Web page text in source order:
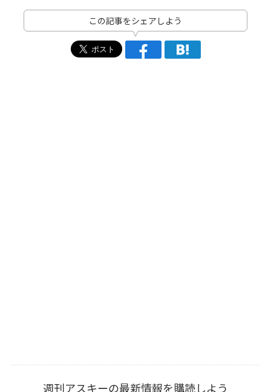
この記事をシェアしよう
週刊アスキーの最新情報を購読しよう